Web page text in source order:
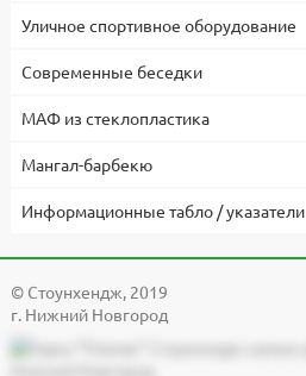
Уличное спортивное оборудование
Современные беседки
МАФ из стеклопластика
Мангал-барбекю
Информационные табло / указатели
© Cтоунхендж, 2019
г. Нижний Новгород